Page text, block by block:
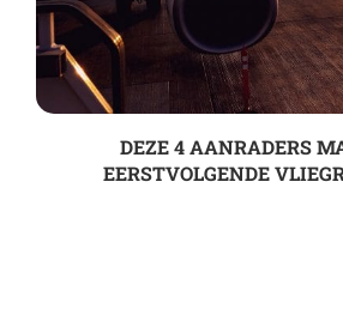
DEZE 4 AANRADERS
EERSTVOLGENDE